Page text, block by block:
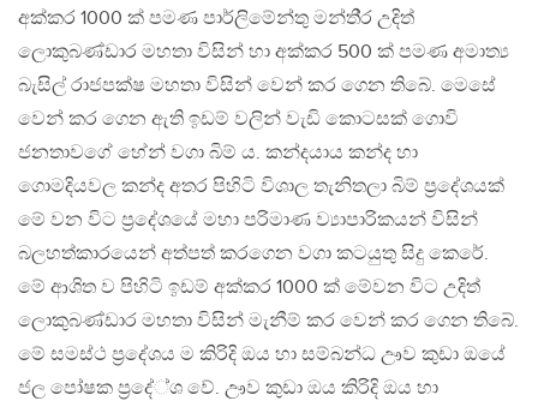
අක්කර 1000 ක් පමණ පාර්ලිමේන්තු මන්ති‍්‍ර උදිත්
ලොකුබණ්ඩාර මහතා විසින් හා අක්කර 500 ක් පමණ අමාත්‍ය
බැසිල් රාජපක්ෂ මහතා විසින් වෙන් කර ගෙන තිබේ. මෙසේ
වෙන් කර ගෙන ඇති ඉඩම් වලින් වැඩි කොටසක් ගොවි
ජනතාවගේ හේන් වගා බිම් ය. කන්දයාය කන්ද හා
ගොමදියවල කන්ද අතර පිහිටි විශාල තැනිතලා බිම් ප‍්‍රදේශයක්
මේ වන විට ප‍්‍රදේශයේ මහා පරිමාණ ව්‍යාපාරිකයන් විසින්
බලහත්කාරයෙන් අත්පත් කරගෙන වගා කටයුතු සිදු කෙරේ.
මේ ආශිත ව පිහිටි ඉඩම් අක්කර 1000 ක් මේවන විට උදිත්
ලොකුබණ්ඩාර මහතා විසින් මැනීම් කර වෙන් කර ගෙන තිබේ.
මේ සමස්ථ ප‍්‍රදේශය ම කිරිදි ඔය හා සම්බන්ධ ඌව කුඩා ඔයේ
ජල පෝෂක ප‍්‍රදේ්ශ වේ. ඌව කුඩා ඔය කිරිදි ඔය හා